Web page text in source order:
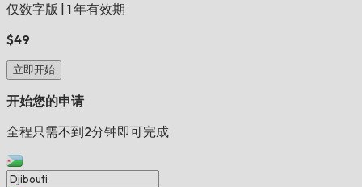
仅数字版
1 年有效期
$49
立即开始
开始您的申请
全程只需不到2分钟即可完成